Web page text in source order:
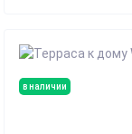
в наличии